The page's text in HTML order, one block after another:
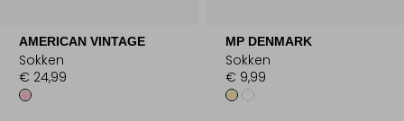
AMERICAN VINTAGE
Sokken
€ 24,99
MP DENMARK
Sokken
€ 9,99